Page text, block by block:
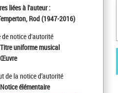
liées à l'auteur :
Rod (1947-2016)
de notice d'autorité
Titre uniforme musical
Œuvre
de la notice d’autorité
Notice élémentaire